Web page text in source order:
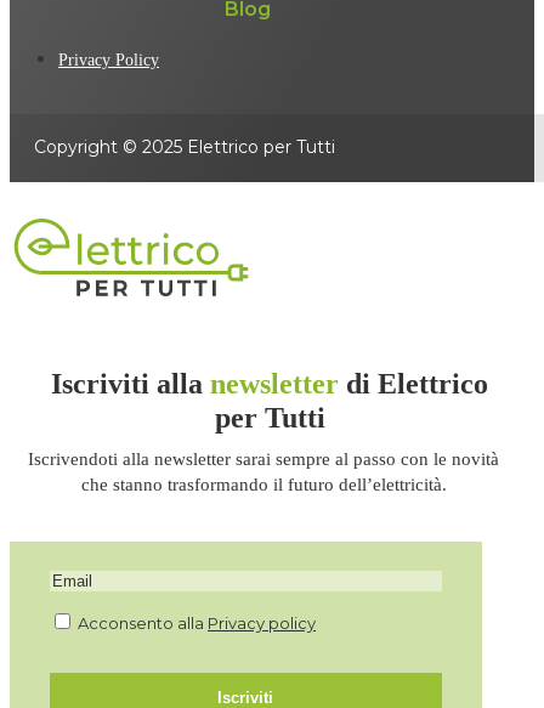
Blog
Privacy Policy
Copyright © 2025 Elettrico per Tutti
Iscriviti allanewsletter di Elettrico
per Tutti
Iscrivendoti alla newsletter sarai sempre al passo con le novità
che stanno trasformando il futuro dell’elettricità.
Acconsento alla Privacy policy
Iscriviti